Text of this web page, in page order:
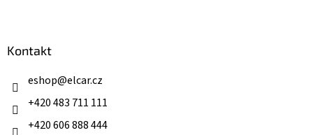
Kontakt
eshop@elcar.cz
+420 483 711 111
+420 606 888 444